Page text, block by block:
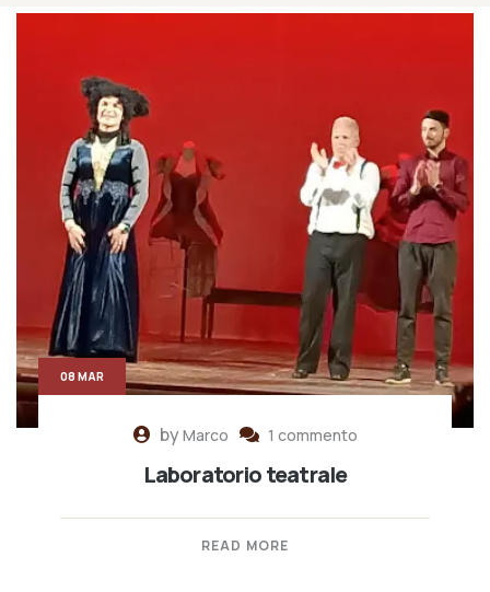
byMarco 1 commento
Laboratorio teatrale
READ MORE
08 MAR